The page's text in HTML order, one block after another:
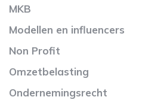
MKB
Modellen en influencers
Non Profit
Omzetbelasting
Ondernemingsrecht